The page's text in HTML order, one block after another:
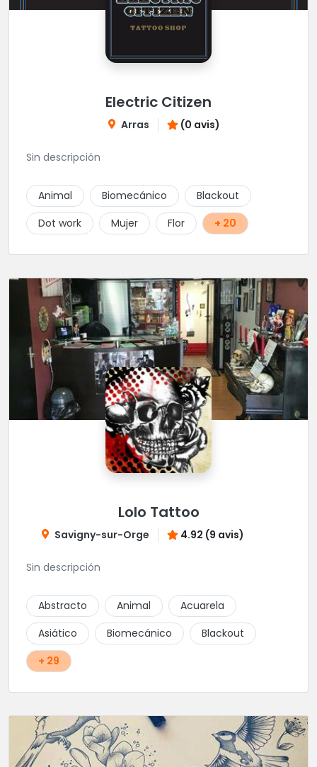
Electric Citizen
Arras (0 avis)
Sin descripción
Animal Biomecánico
Blackout
Dot work
Mujer Flor + 20
Lolo Tattoo
Savigny-sur-Orge 4.92 (9 avis)
Sin descripción
Abstracto Animal
Acuarela
Asiático
Biomecánico
Blackout
+ 29